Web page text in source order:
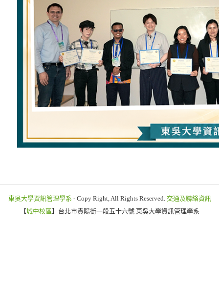
東吳大學資訊管理學系 - Copy Right, All Rights Reserved. 交通及聯絡資訊
【城中校區】台北市貴陽街一段五十六號 東吳大學資訊管理學系